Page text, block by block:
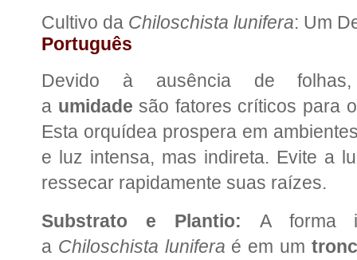
Cultivo da Chiloschista lunifera: Um
Português
Devido à ausência de
a umidade são fatores críticos para
Esta orquídea prospera em
e luz intensa, mas indireta. Evite a
ressecar rapidamente suas raízes.
Substrato e Plantio: A forma
a Chiloschista lunifera é em um